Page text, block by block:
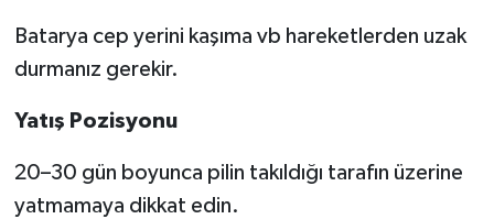
Batarya cep yerini kaşıma vb hareketlerden uzak
durmanız gerekir.
Yatış Pozisyonu
20–30 gün boyunca pilin takıldığı tarafın üzerine
yatmamaya dikkat edin.